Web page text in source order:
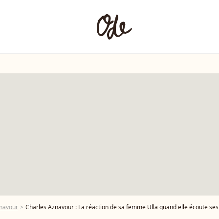
Charles Aznavour : La réaction de sa femme Ulla quand elle écoute